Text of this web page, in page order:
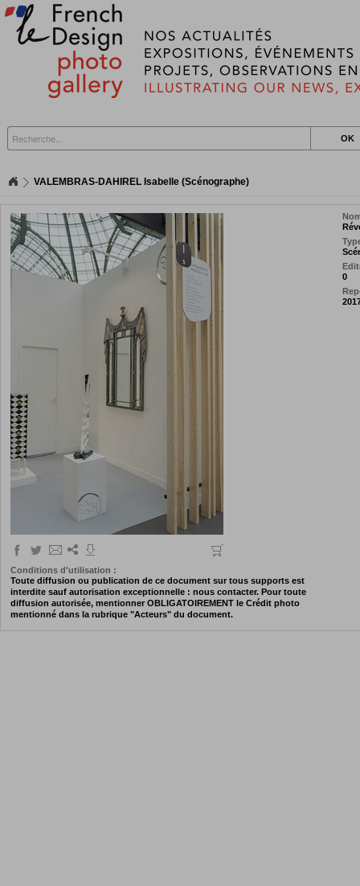
VALEMBRAS-DAHIREL Isabelle (Scénographe)
Conditions d'utilisation :
Toute diffusion ou publication de ce document sur tous supports est
interdite sauf autorisation exceptionnelle : nous contacter. Pour toute
diffusion autorisée, mentionner OBLIGATOIREMENT le Crédit photo
mentionné dans la rubrique "Acteurs" du document.
0